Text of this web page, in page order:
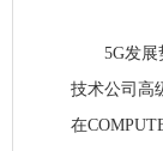
5G发展势
技术公司高
在